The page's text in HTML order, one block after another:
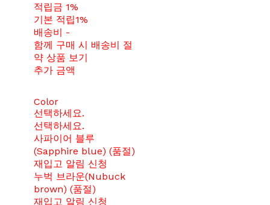
적립금 1%
기본 적립1%
배송비 -
함께 구매 시 배송비 절
약 상품 보기
추가 금액
Color
선택하세요.
선택하세요.
사파이어 블루
(Sapphire blue) (품절)
재입고 알림 신청
누벅 브라운(Nubuck
brown) (품절)
재입고 알림 신청